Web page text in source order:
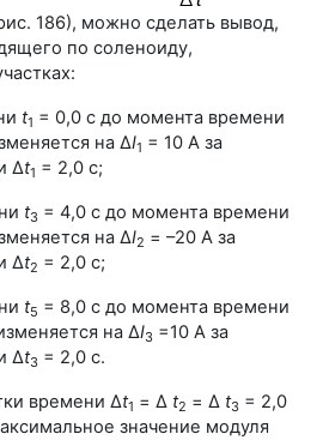
186), можно сделать вывод,
по соленоиду,
t1 = 0,0 с до момента времени
на ΔI1 = 10 А за
Δt1 = 2,0 с;
t3 = 4,0 с до момента времени
на ΔI2 = –20 А за
Δt2 = 2,0 с;
t5 = 8,0 с до момента времени
на ΔI3 =10 А за
Δt3 = 2,0 с.
времени Δt1 = Δ t2 = Δ t3 = 2,0
значение модуля